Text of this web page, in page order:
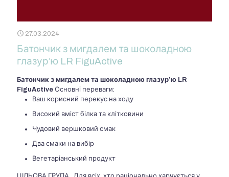
27.03.2024
Батончик з мигдалем та шоколадною
глазур’ю LR FiguActive
Батончик з мигдалем та шоколадною глазур’ю LR
FiguActive Основні переваги:
Ваш корисний перекус на ходу
Високий вміст білка та клітковини
Чудовий вершковий смак
Два смаки на вибір
Вегетаріанський продукт